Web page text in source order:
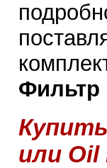
Фильтр
или Oil